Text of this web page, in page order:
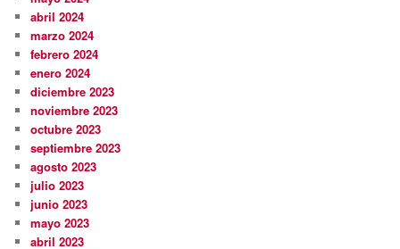
abril 2024
marzo 2024
febrero 2024
enero 2024
diciembre 2023
noviembre 2023
octubre 2023
septiembre 2023
agosto 2023
julio 2023
junio 2023
mayo 2023
abril 2023